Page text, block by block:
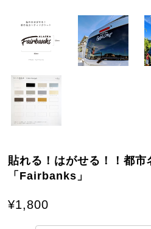
貼れる！はがせる！！都市
「Fairbanks」
¥1,800